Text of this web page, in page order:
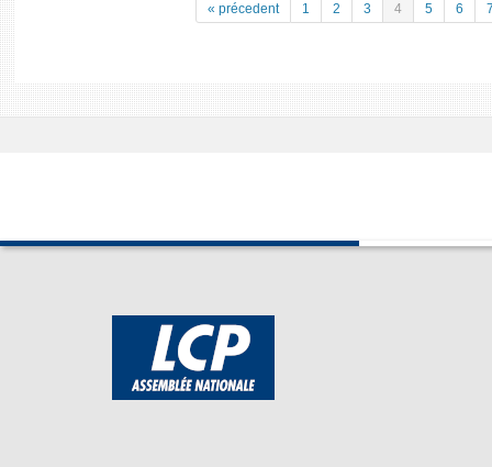
« précedent 1 2 3 4 5 6